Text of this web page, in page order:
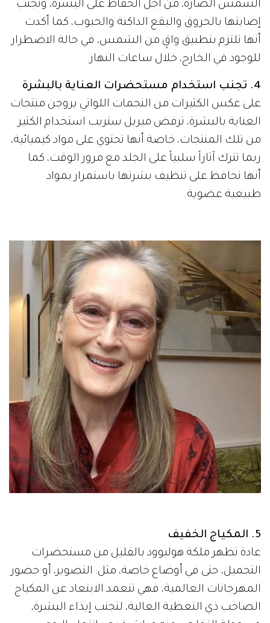
الشمس الضارة، من أجل الحفاظ على البشرة، وتجنب
إصابتها بالحروق والبقع الداكنة والحبوب، كما أكدت
أنها تلتزم بتطبيق واقٍ من الشمس، في حالة الاضطرار
للوجود في الخارج، خلال ساعات النهار.
4. تجنب استخدام مستحضرات العناية بالبشرة
على عكس الكثيرات من النجمات اللواتي يروجن منتجات
العناية بالبشرة، ترفض ميريل ستريب استخدام الكثير
من تلك المنتجات، خاصة أنها تحتوي على مواد كيميائية،
ربما تترك آثاراً سلبياً على الجلد مع مرور الوقت، كما
أنها تحافظ على تنظيف بشرتها باستمرار بمواد
طبيعية عضوية.
5. المكياج الخفيف
عادة تظهر ملكة هوليوود بالقليل من مستحضرات
التجميل، حتى في أوضاع خاصة، مثل: التصوير، أو حضور
المهرجانات العالمية، فهي تتعمد الابتعاد عن المكياج
الصاخب ذي التغطية العالية، لتجنب إيذاء البشرة،